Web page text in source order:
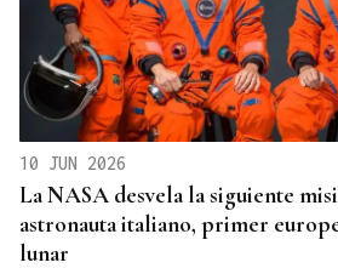
10 JUN 2026
La NASA desvela la siguiente
astronauta italiano, primer
lunar